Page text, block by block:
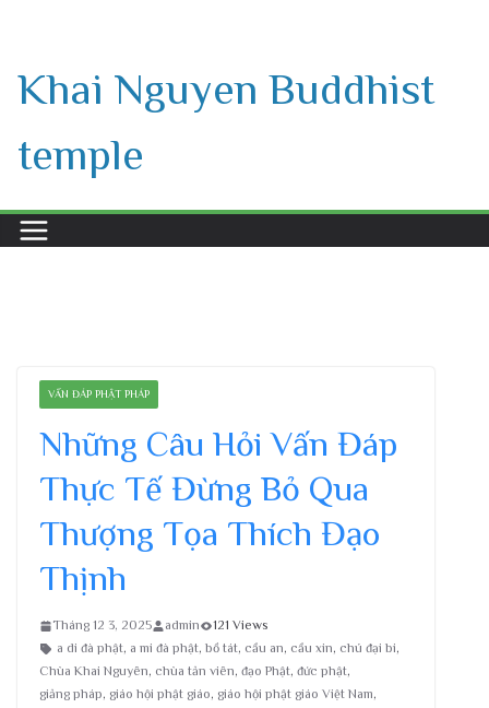
content
Khai Nguyen Buddhist
temple
VẤN ĐÁP PHẬT PHÁP
Những Câu Hỏi Vấn Đáp
Thực Tế Đừng Bỏ Qua
Thượng Tọa Thích Đạo
Thịnh
Tháng 12 3, 2025 admin
121 Views
a di đà phật, a mi đà phật, bồ tát, cầu an, cầu xin, chú đại bi,
Chùa Khai Nguyên, chùa tản viên, đạo Phật, đức phật,
giảng pháp, giáo hội phật giáo, giáo hội phật giáo Việt Nam,